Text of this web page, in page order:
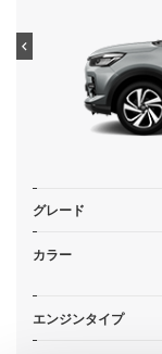
グレード
カラー
エンジンタイプ